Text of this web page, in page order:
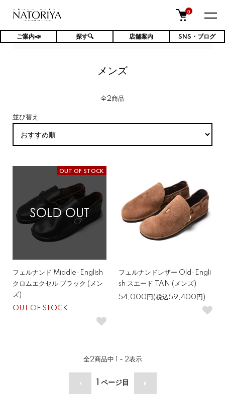
0
ご案内📣 探す🔍 店舗案内 SNS・ブログ
TOP Fernand Leather
メンズ
全2商品
並び替え
OUT OF STOCK
フェルナンド Middle-English
クロムエクセル ブラック (メン
ズ)
OUT OF STOCK
フェルナンドレザー Old-Engli
sh スエード TAN (メンズ)
54,000円(税込59,400円)
全2商品中 1 - 2表示
ページ目